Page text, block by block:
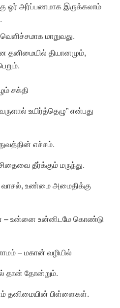
ஓர் அர்ப்பணமாக இருக்கலாம்
மாறுவது.
தனிமையில் தியானமும்,
சக்தி
உயிர்த்தெழு” என்பது
எச்சம்.
தீர்க்கும் மருந்து.
உண்மை அமைதிக்கு
– உன்னை உன்னிடமே கொண்டு
– மகான் வழியில்
தான் தோன்றும்.
தனிமையின் பிள்ளைகள்.